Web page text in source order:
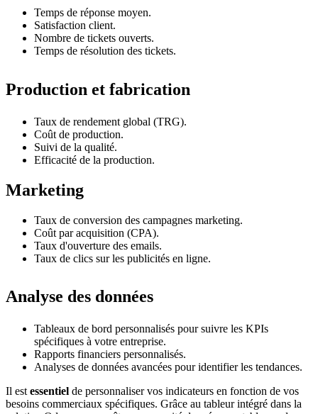
Temps de réponse moyen.
Satisfaction client.
Nombre de tickets ouverts.
Temps de résolution des tickets.
Production et fabrication
Taux de rendement global (TRG).
Coût de production.
Suivi de la qualité.
Efficacité de la production.
Marketing
Taux de conversion des campagnes marketing.
Coût par acquisition (CPA).
Taux d'ouverture des emails.
Taux de clics sur les publicités en ligne.
Analyse des données
Tableaux de bord personnalisés pour suivre les KPIs
spécifiques à votre entreprise.
Rapports financiers personnalisés.
Analyses de données avancées pour identifier les tendances.
Il est essentiel de personnaliser vos indicateurs en fonction de vos
besoins commerciaux spécifiques. Grâce au tableur intégré dans la